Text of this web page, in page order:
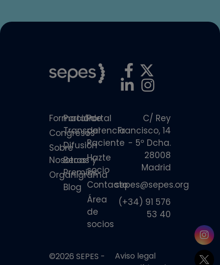
Formación
Congresos
Sobre
Nosotros
Organigrama
Portal de
Transparencia
Difusión
Becas y
Premios
Blog
Portal
del
Paciente
Hazte
socio
Contacto
Área
de
socios
C/ Rey
Francisco, 14
- 5º Dcha.
28008
Madrid
sepes@sepes.org
(+34) 91 576
53 40
©2026 SEPES -
Aviso legal